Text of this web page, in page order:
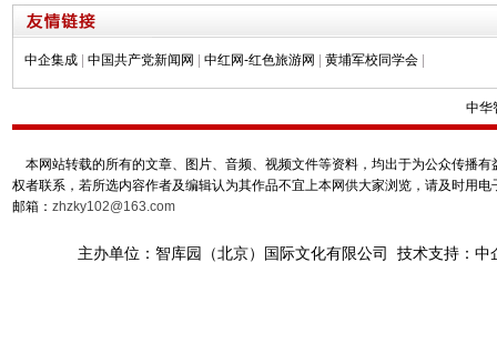
中企集成 中国共产党新闻网 中红网-红色旅游网 黄埔军校同学会
中华
本网站转载的所有的文章、图片、音频、视频文件等资料，均出于为公众传播
权者联系，若所选内容作者及编辑认为其作品不宜上本网供大家浏览，请及时用
邮箱： zhzky102@163.com
主办单位：智库园（北京）国际文化有限公司 技术支持：